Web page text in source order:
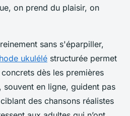
on prend du plaisir, on
sans s'éparpiller,
ukulélé structurée permet
dès les premières
souvent en ligne, guident pas
des chansons réalistes